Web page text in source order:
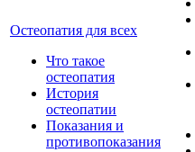
Остеопатия для всех
Что такое
остеопатия
История
остеопатии
Показания и
противопоказания